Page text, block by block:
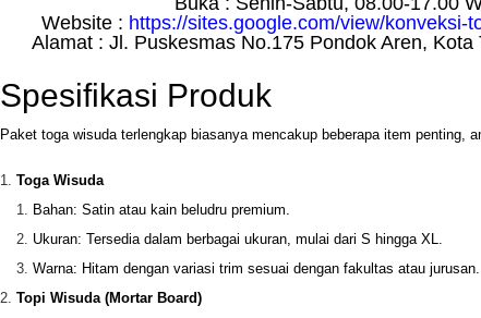
Website : https://sites.google.com/view/konveksi-
Alamat : Jl. Puskesmas No.175 Pondok Aren, Kota
Spesifikasi Produk
Paket toga wisuda terlengkap biasanya mencakup beberapa item penting,
Toga Wisuda
Bahan: Satin atau kain beludru premium.
Ukuran: Tersedia dalam berbagai ukuran, mulai dari S hingga XL.
Warna: Hitam dengan variasi trim sesuai dengan fakultas atau jurusan.
Topi Wisuda (Mortar Board)